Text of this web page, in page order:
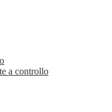
a controllo